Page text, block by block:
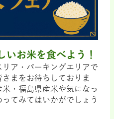
いお米を食べよう！
ア・パーキングエリアで
まをお待ちしておりま
・福島県産米や気になっ
てみてはいかがでしょう